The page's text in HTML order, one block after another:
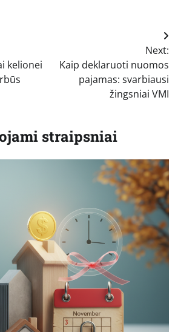
kelionei
Next:
Kaip deklaruoti nuomos
pajamas: svarbiausi
žingsniai VMI
straipsniai